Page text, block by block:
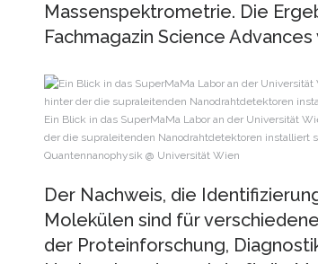
Massenspektrometrie. Die
Fachmagazin Science
Ein Blick in das SuperMaMa Labor an der Universität
der die supraleitenden Nanodrahtdetektoren installiert
Quantennanophysik @ Universität Wien
Der Nachweis, die
Molekülen sind für
der Proteinforschung,